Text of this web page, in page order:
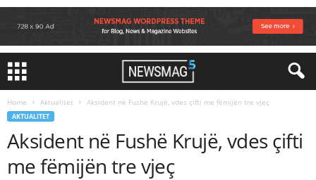
Home Aktualitet Aksident në Fushë Krujë, vdes çifti me fëmijën tre vjeç
AKTUALITET
Aksident në Fushë Krujë, vdes çifti
me fëmijën tre vjeç